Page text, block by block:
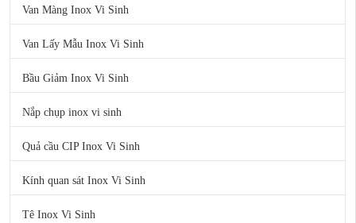
Van Màng Inox Vi Sinh
Van Lấy Mẫu Inox Vi Sinh
Bầu Giảm Inox Vi Sinh
Nắp chụp inox vi sinh
Quả cầu CIP Inox Vi Sinh
Kính quan sát Inox Vi Sinh
Tê Inox Vi Sinh